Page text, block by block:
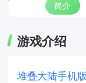
简介
游戏介绍
堆叠大陆手机版